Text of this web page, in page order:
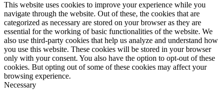
This website uses cookies to improve your experience while you
navigate through the website. Out of these, the cookies that are
categorized as necessary are stored on your browser as they are
essential for the working of basic functionalities of the website. We
also use third-party cookies that help us analyze and understand how
you use this website. These cookies will be stored in your browser
only with your consent. You also have the option to opt-out of these
cookies. But opting out of some of these cookies may affect your
browsing experience.
Necessary